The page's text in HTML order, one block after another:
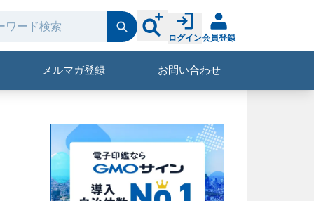
ログイン会員登録
メルマガ登録 お問い合わせ